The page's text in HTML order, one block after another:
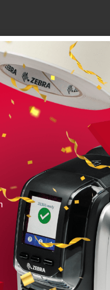
se
una
Nuestras
implementar
para